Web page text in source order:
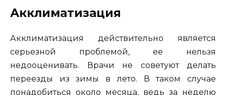
Акклиматизация
Акклиматизация действительно является
серьезной проблемой, ее нельзя
недооценивать. Врачи не советуют делать
переезды из зимы в лето. В таком случае
понадобиться около месяца, ведь за неделю